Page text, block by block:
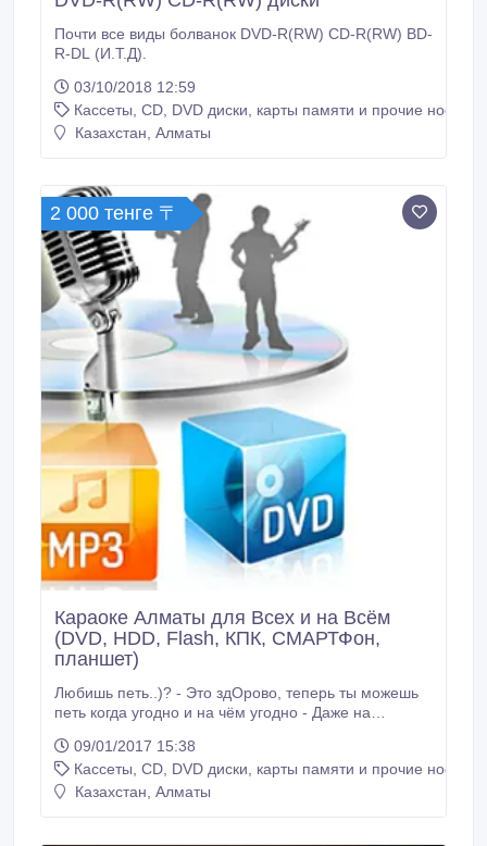
Почти все виды болванок DVD-R(RW) CD-R(RW) BD-
R-DL (И.Т.Д).
03/10/2018 12:59
Кассеты, CD, DVD диски, карты памяти и прочие
Казахстан, Алматы
2 000 тенге 〒
Караоке Алматы для Всех и на Всём
(DVD, HDD, Flash, КПК, СМАРТФон,
планшет)
Любишь петь..)? - Это здОрово, теперь ты можешь
петь когда угодно и на чём угодно - Даже на
можешь петь с друзьями и в одиночку! а так же в
наличии диски с караоке для любых DVD - BD
плееров, ЖК телевизоров и музыкальных центров.
09/01/2017 15:38
Кассеты, CD, DVD диски, карты памяти и прочие
Казахстан, Алматы